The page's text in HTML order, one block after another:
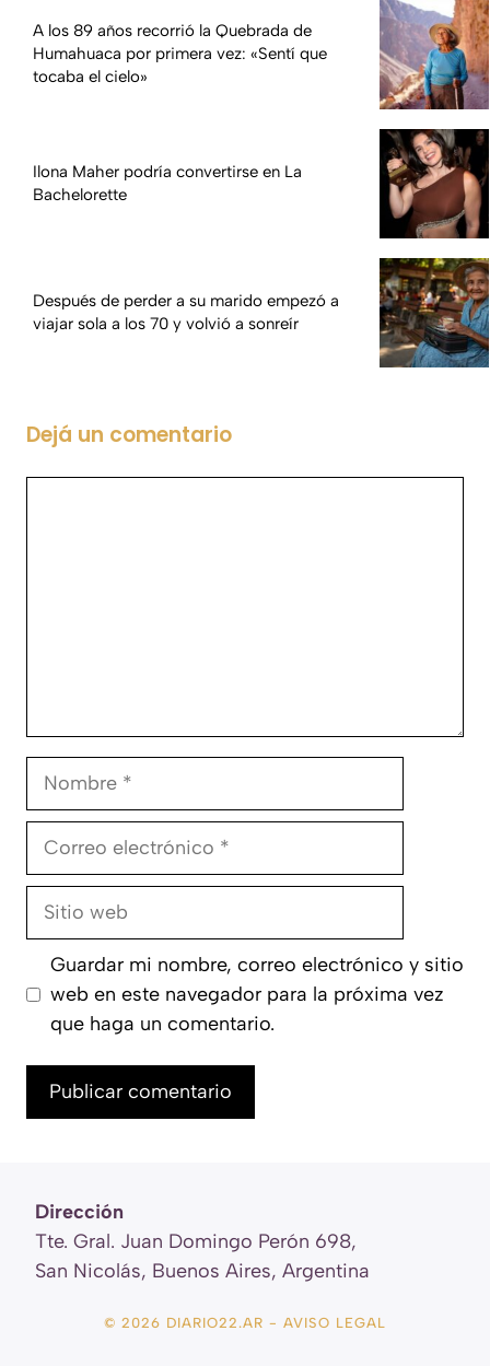
A los 89 años recorrió la Quebrada de
Humahuaca por primera vez: «Sentí que
tocaba el cielo»
Ilona Maher podría convertirse en La
Bachelorette
Después de perder a su marido empezó a
viajar sola a los 70 y volvió a sonreír
Dejá un comentario
Nombre
Correo
Sitio
Guardar mi nombre, correo electrónico y sitio
web en este navegador para la próxima vez
que haga un comentario.
Dirección
Tte. Gral. Juan Domingo Perón 698,
San Nicolás, Buenos Aires, Argentina
© 2026 DIARIO22.AR - AVISO LEGAL